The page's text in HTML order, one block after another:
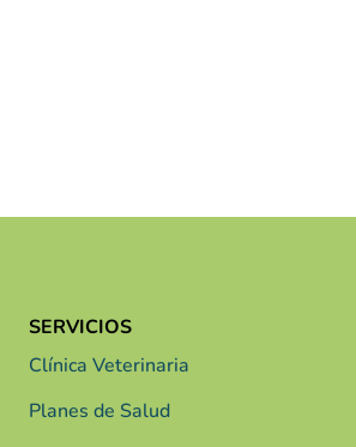
SERVICIOS
Clínica Veterinaria
Planes de Salud